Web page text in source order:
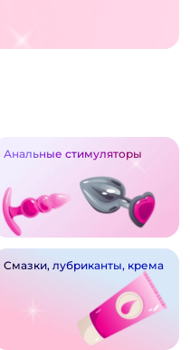
Анальные стимуляторы
Смазки, лубриканты, крема